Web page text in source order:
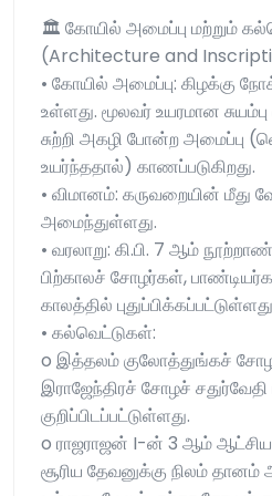
🏛️ கோயில் அமைப்பு மற்றும்
(Architecture and
• கோயில் அமைப்பு: கிழக்கு
உள்ளது. மூலவர் உயரமான
சுற்றி அகழி போன்ற அமைப்பு
உயர்ந்ததால்) காணப்படுகிறது.
• விமானம்: கருவறையின் மீது
அமைந்துள்ளது.
• வரலாறு: கி.பி. 7 ஆம்
பிற்காலச் சோழர்கள்,
காலத்தில்
• கல்வெட்டுகள்:
o இத்தலம் குலோத்துங்கச்
இராஜேந்திரச் சோழச்
குறிப்பிடப்பட்டுள்ளது.
o ராஜராஜன் I-ன் 3 ஆம்
சூரிய தேவனுக்கு நிலம்